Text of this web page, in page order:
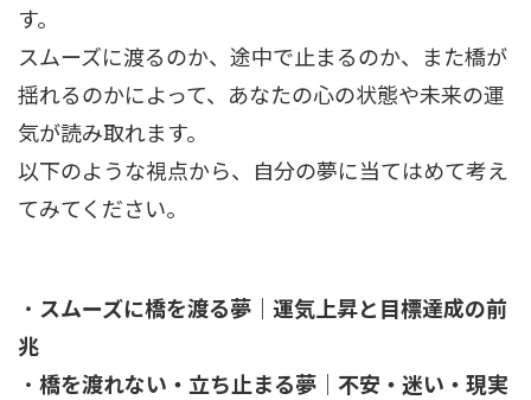
す。
スムーズに渡るのか、途中で止まるのか、また橋が
揺れるのかによって、あなたの心の状態や未来の運
気が読み取れます。
以下のような視点から、自分の夢に当てはめて考え
てみてください。
・ スムーズに橋を渡る夢｜運気上昇と目標達成の前
兆
・ 橋を渡れない・立ち止まる夢｜不安・迷い・現実